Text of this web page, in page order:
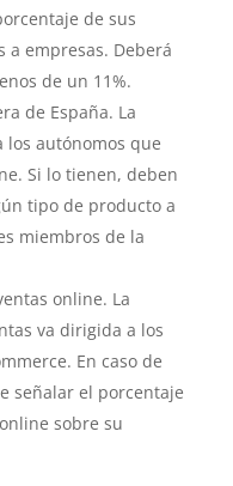
de sus
a empresas. Deberá
de un 11%.
de España. La
los autónomos que
Si lo tienen, deben
tipo de producto a
miembros de la
online. La
va dirigida a los
En caso de
señalar el porcentaje
sobre su